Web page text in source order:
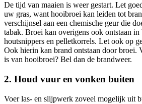
De tijd van maaien is weer gestart. Let
uw gras, want hooibroei kan leiden tot
verschijnsel aan een chemische geur die
tabak. Broei kan overigens ook ontstaan
houtsnippers en pelletkorrels. Let ook op
Ook hierin kan brand ontstaan door broei.
is van hooibroei? Bel dan de brandweer.
2. Houd vuur en vonken buiten
Voer las- en slijpwerk zoveel mogelijk uit